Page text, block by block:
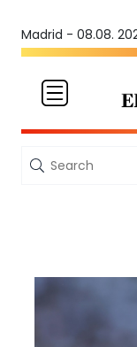
Madrid - 08.08.